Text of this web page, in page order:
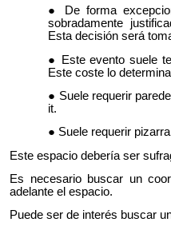
De forma
sobradamente
Esta decisión será
Este evento suele
Este coste lo
Suele requerir
it.
Suele requerir
Este espacio debería ser
Es necesario buscar un
adelante el espacio.
Puede ser de interés buscar